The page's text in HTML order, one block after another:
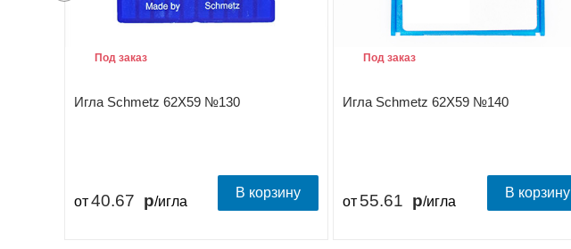
Игла Schmetz 62X59 №130
Под заказ
от40.67 /игла
В корзину
Игла Schmetz 62X59 №140
Под заказ
от 55.61 /игла
В корзину